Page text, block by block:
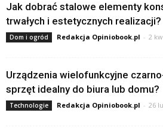
Jak dobrać stalowe elementy
trwałych i estetycznych realizacji?
Dom i ogród Redakcja Opiniobook.pl - 2
Urządzenia wielofunkcyjne
sprzęt idealny do biura lub domu?
Technologie Redakcja Opiniobook.pl - 26